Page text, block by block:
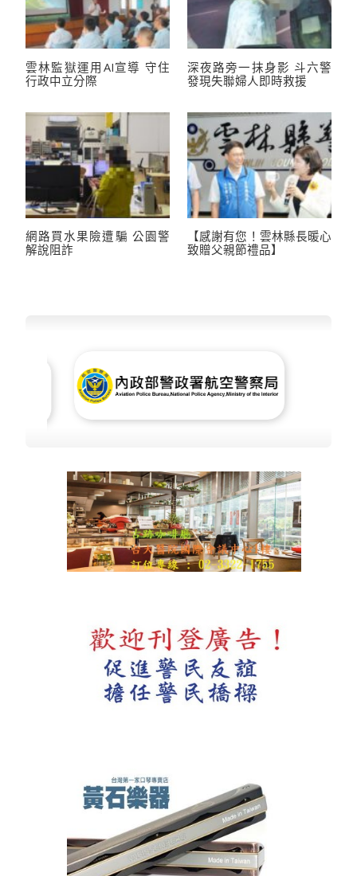
雲林監獄運用AI宣導 守住
行政中立分際
深夜路旁一抹身影 斗六警
發現失聯婦人即時救援
網路買水果險遭騙 公園警
解說阻詐
【感謝有您！雲林縣長暖心
致贈父親節禮品】